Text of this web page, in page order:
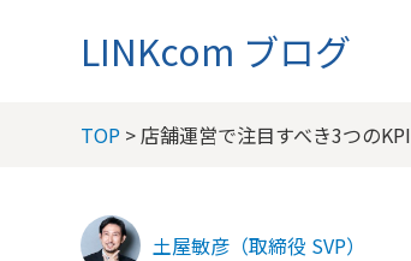
LINKcom ブログ
TOP > 店舗運営で注目すべき3つのKPI
土屋敏彦（取締役 SVP）